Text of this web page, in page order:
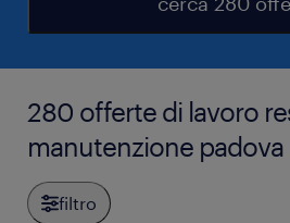
280 offerte di lavoro
manutenzione padova
filtro